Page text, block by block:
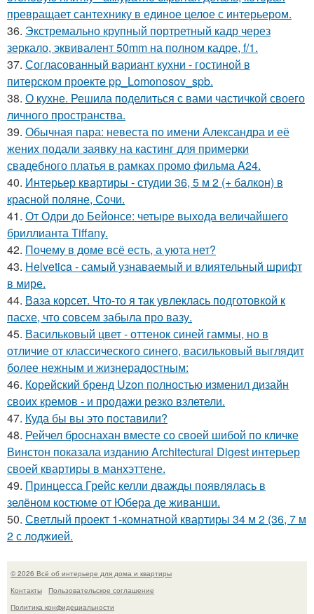
превращает сантехнику в единое целое с интерьером.
36. Экстремально крупный портретный кадр через
зеркало, эквивалент 50mm на полном кадре, f/1.
37. Согласованный вариант кухни - гостиной в
питерском проекте pp_Lomonosov_spb.
38. О кухне. Решила поделиться с вами частичкой своего
личного пространства.
39. Обычная пара: невеста по имени Александра и её
жених подали заявку на кастинг для примерки
свадебного платья в рамках промо фильма A24.
40. Интерьер квартиры - студии 36, 5 м 2 (+ балкон) в
красной поляне, Сочи.
41. От Одри до Бейонсе: четыре выхода величайшего
бриллианта Tiffany.
42. Почему в доме всё есть, а уюта нет?
43. Helvetica - самый узнаваемый и влиятельный шрифт
в мире.
44. Ваза корсет. Что-то я так увлеклась подготовкой к
пасхе, что совсем забыла про вазу.
45. Васильковый цвет - оттенок синей гаммы, но в
отличие от классического синего, васильковый выглядит
более нежным и жизнерадостным:
46. Корейский бренд Uzon полностью изменил дизайн
своих кремов - и продажи резко взлетели.
47. Куда бы вы это поставили?
48. Рейчел броснахан вместе со своей шибой по кличке
Винстон показала изданию Architectural Digest интерьер
своей квартиры в манхэттене.
49. Принцесса Грейс келли дважды появлялась в
зелёном костюме от Юбера де живанши.
50. Светлый проект 1-комнатной квартиры 34 м 2 (36, 7 м
2 с лоджией.
© 2026 Всё об интерьере для дома и квартиры
Контакты
Пользовательское соглашение
Политика конфидециальности